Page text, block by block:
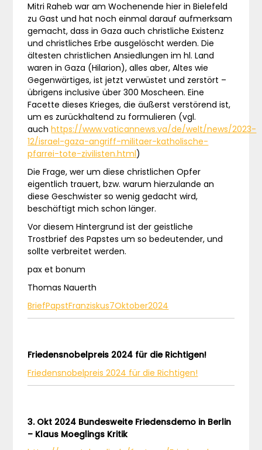
Mitri Raheb war am Wochenende hier in Bielefeld
zu Gast und hat noch einmal darauf aufmerksam
gemacht, dass in Gaza auch christliche Existenz
und christliches Erbe ausgelöscht werden. Die
ältesten christlichen Ansiedlungen im hl. Land
waren in Gaza (Hilarion), alles aber, Altes wie
Gegenwärtiges, ist jetzt verwüstet und zerstört –
übrigens inclusive über 300 Moscheen. Eine
Facette dieses Krieges, die äußerst verstörend ist,
um es zurückhaltend zu formulieren (vgl.
auchhttps://www.vaticannews.va/de/welt/news/2023-
12/israel-gaza-angriff-militaer-katholische-
pfarrei-tote-zivilisten.html)
Die Frage, wer um diese christlichen Opfer
eigentlich trauert, bzw. warum hierzulande an
diese Geschwister so wenig gedacht wird,
beschäftigt mich schon länger.
Vor diesem Hintergrund ist der geistliche
Trostbrief des Papstes um so bedeutender, und
sollte verbreitet werden.
pax et bonum
Thomas Nauerth
BriefPapstFranziskus7Oktober2024
Friedensnobelpreis 2024 für die Richtigen!
Friedensnobelpreis 2024 für die Richtigen!
3. Okt 2024 Bundesweite Friedensdemo in Berlin
– Klaus Moeglings Kritik